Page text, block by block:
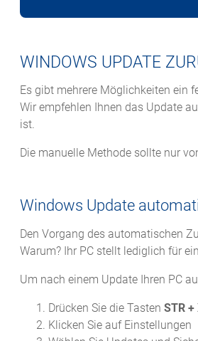
WINDOWS UPDATE
Es gibt mehrere Möglichkeiten ein
Wir empfehlen Ihnen das Update
ist.
Die manuelle Methode sollte nur
Windows Update
Den Vorgang des automatischen
Warum? Ihr PC stellt lediglich für
Um nach einem Update Ihren PC
Drücken Sie die Tasten STR +
Klicken Sie auf Einstellungen